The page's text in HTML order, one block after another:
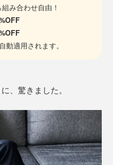
み合わせ自由！
動適用されます。
、驚きました。